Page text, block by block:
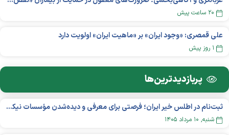
۲۰ ساعت پیش
علی قمصری: «وجود ایران» بر «ماهیت ایران» اولویت دارد
۱ روز پیش
پربازدید‌ترین‌ها
ثبت‌نام در اطلس خیر ایران؛ فرصتی برای معرفی و دیده‌شدن مؤسسات نیکوکاری
شنبه, ۱۰ مرداد ۱۴۰۵